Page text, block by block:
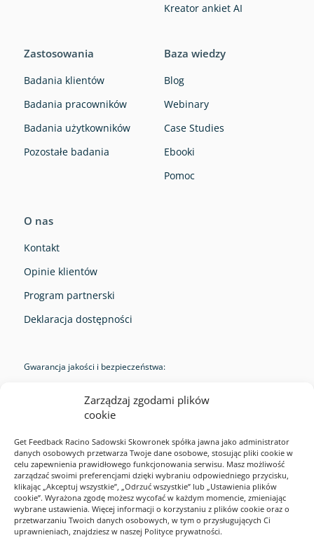
Zarządzaj zgodami plików
cookie
Get Feedback Racino Sadowski Skowronek spółka jawna jako administrator
danych osobowych przetwarza Twoje dane osobowe, stosując pliki cookie w
celu zapewnienia prawidłowego funkcjonowania serwisu. Masz możliwość
zarządzać swoimi preferencjami dzięki wybraniu odpowiedniego przycisku,
klikając „Akceptuj wszystkie”, „Odrzuć wszystkie” lub „Ustawienia plików
cookie”. Wyrażona zgodę możesz wycofać w każdym momencie, zmieniając
wybrane ustawienia. Więcej informacji o korzystaniu z plików cookie oraz o
przetwarzaniu Twoich danych osobowych, w tym o przysługujących Ci
uprawnieniach, znajdziesz w naszej Polityce prywatności.
Kreator ankiet AI
Zastosowania
Badania klientów
Badania pracowników
Badania użytkowników
Pozostałe badania
Baza wiedzy
Blog
Webinary
Case Studies
Ebooki
Pomoc
O nas
Kontakt
Opinie klientów
Program partnerski
Deklaracja dostępności
Gwarancja jakości i bezpieczeństwa:
Regulamin serwisu
Polityka prywatności
Cookies
RODO